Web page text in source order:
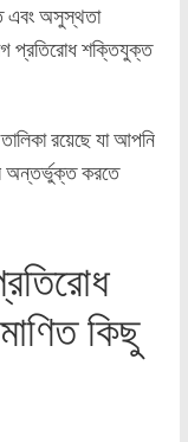
এবং অসুস্থতা
প্রতিরোধ শক্তিযুক্ত
রয়েছে যা আপনি
অন্তর্ভুক্ত করতে
কিছু